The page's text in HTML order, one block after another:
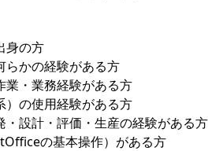
身の方
らかの経験がある方
業・業務経験がある方
）の使用経験がある方
・設計・評価・生産の経験がある方
の基本操作）がある方